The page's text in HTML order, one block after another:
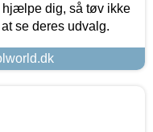
hjælpe dig, så tøv ikke
se deres udvalg.